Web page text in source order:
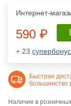
Интернет-
590 ₽
+ 23
Быстрая
большинство
Наличие в